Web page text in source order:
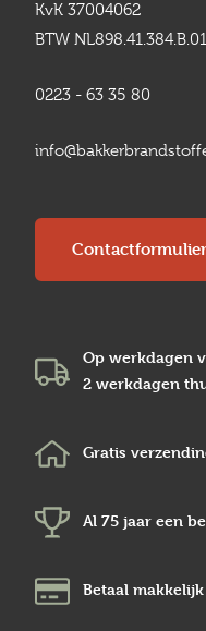
KvK 37004062
BTW
0223 - 63 35 80
Contactformulier
Op werkdagen
2 werkdagen
Gratis
Al 75 jaar een
Betaal